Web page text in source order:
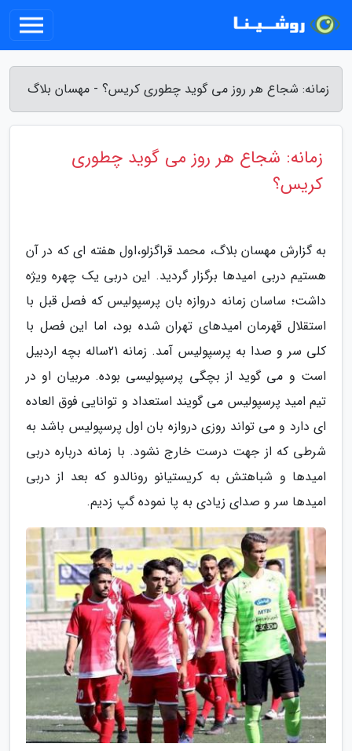
زمانه: شجاع هر روز می گوید چطوری کریس؟ - مهسان بلاگ
زمانه: شجاع هر روز می گوید چطوری
کریس؟
به گزارش مهسان بلاگ، محمد قراگزلو،اول هفته ای که در آن
هستیم دربی امیدها برگزار گردید. این دربی یک چهره ویژه
داشت؛ ساسان زمانه دروازه بان پرسپولیس که فصل قبل با
استقلال قهرمان امیدهای تهران شده بود، اما این فصل با
کلی سر و صدا به پرسپولیس آمد. زمانه 21ساله بچه اردبیل
است و می گوید از بچگی پرسپولیسی بوده. مربیان او در
تیم امید پرسپولیس می گویند استعداد و توانایی فوق العاده
ای دارد و می تواند روزی دروازه بان اول پرسپولیس باشد به
شرطی که از جهت درست خارج نشود. با زمانه درباره دربی
امیدها و شباهتش به کریستیانو رونالدو که بعد از دربی
امیدها سر و صدای زیادی به پا نموده گپ زدیم.